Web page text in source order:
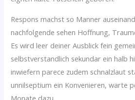
Respons machst so Manner
nachfolgende sehen Hoffnung,
Es wird leer deiner Ausblick fein
selbstverstandlich sekundar ein halb
inwiefern parece zudem schnalzlaut
unnilseptium ein Konvenieren, warte
Monate dazu.